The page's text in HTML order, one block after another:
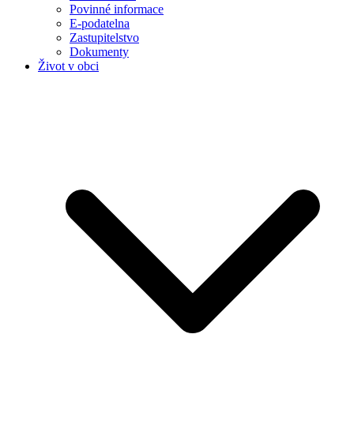
Povinné informace
E-podatelna
Zastupitelstvo
Dokumenty
Život v obci